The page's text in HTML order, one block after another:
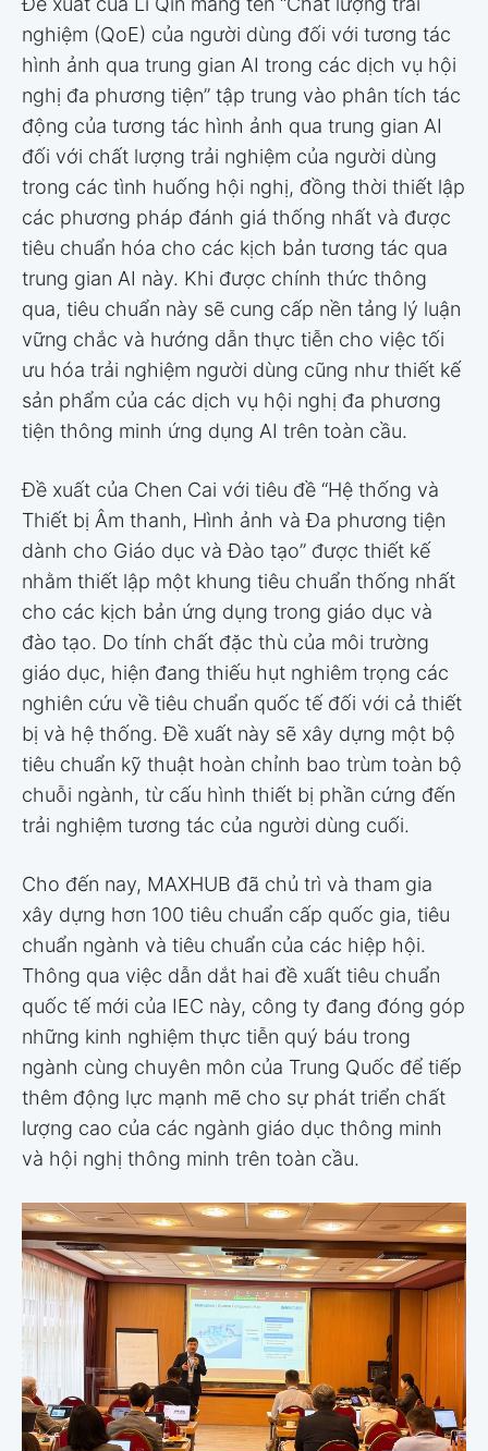
nghiệm (QoE) của người dùng đối với tương tác
hình ảnh qua trung gian AI trong các dịch vụ hội
nghị đa phương tiện” tập trung vào phân tích tác
động của tương tác hình ảnh qua trung gian AI
đối với chất lượng trải nghiệm của người dùng
trong các tình huống hội nghị, đồng thời thiết lập
các phương pháp đánh giá thống nhất và được
tiêu chuẩn hóa cho các kịch bản tương tác qua
trung gian AI này. Khi được chính thức thông
qua, tiêu chuẩn này sẽ cung cấp nền tảng lý luận
vững chắc và hướng dẫn thực tiễn cho việc tối
ưu hóa trải nghiệm người dùng cũng như thiết kế
sản phẩm của các dịch vụ hội nghị đa phương
tiện thông minh ứng dụng AI trên toàn cầu.
Đề xuất của Chen Cai với tiêu đề “Hệ thống và
Thiết bị Âm thanh, Hình ảnh và Đa phương tiện
dành cho Giáo dục và Đào tạo” được thiết kế
nhằm thiết lập một khung tiêu chuẩn thống nhất
cho các kịch bản ứng dụng trong giáo dục và
đào tạo. Do tính chất đặc thù của môi trường
giáo dục, hiện đang thiếu hụt nghiêm trọng các
nghiên cứu về tiêu chuẩn quốc tế đối với cả thiết
bị và hệ thống. Đề xuất này sẽ xây dựng một bộ
tiêu chuẩn kỹ thuật hoàn chỉnh bao trùm toàn bộ
chuỗi ngành, từ cấu hình thiết bị phần cứng đến
trải nghiệm tương tác của người dùng cuối.
Cho đến nay, MAXHUB đã chủ trì và tham gia
xây dựng hơn 100 tiêu chuẩn cấp quốc gia, tiêu
chuẩn ngành và tiêu chuẩn của các hiệp hội.
Thông qua việc dẫn dắt hai đề xuất tiêu chuẩn
quốc tế mới của IEC này, công ty đang đóng góp
những kinh nghiệm thực tiễn quý báu trong
ngành cùng chuyên môn của Trung Quốc để tiếp
thêm động lực mạnh mẽ cho sự phát triển chất
lượng cao của các ngành giáo dục thông minh
và hội nghị thông minh trên toàn cầu.